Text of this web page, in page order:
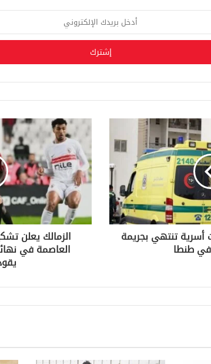
أسرية تنتهي بجريمة
طنطا
الزمالك يعلن
العاصمة في